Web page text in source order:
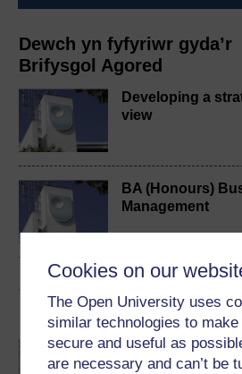
Cookies on our
The Open University uses
similar technologies to
secure and useful as
are necessary and can’t be
Dewch yn fyfyriwr gyda’r
Brifysgol Agored
Developing a
view
BA (Honours)
Management
English
Hybrid working:
for the future